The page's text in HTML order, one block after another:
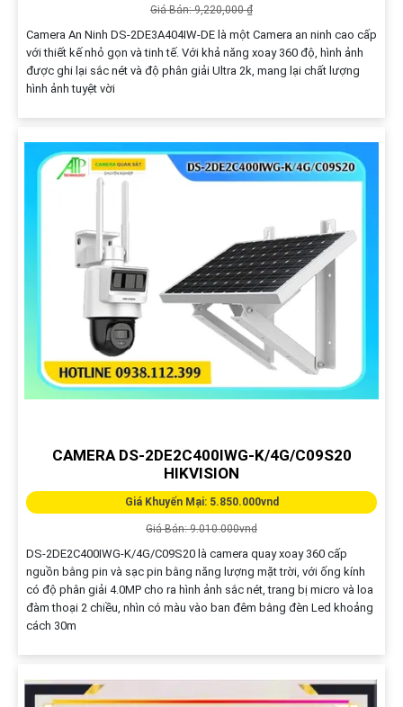
Giá Bán: 9,220,000 ₫
Camera An Ninh DS-2DE3A404IW-DE là một Camera an ninh cao cấp
với thiết kế nhỏ gọn và tinh tế. Với khả năng xoay 360 độ, hình ảnh
được ghi lại sắc nét và độ phân giải Ultra 2k, mang lại chất lượng
hình ảnh tuyệt vời
CAMERA DS-2DE2C400IWG-K/4G/C09S20
HIKVISION
Giá Khuyến Mại: 5.850.000vnd
Giá Bán: 9.010.000vnd
DS-2DE2C400IWG-K/4G/C09S20 là camera quay xoay 360 cấp
nguồn bằng pin và sạc pin bằng năng lượng mặt trời, với ống kính
có độ phân giải 4.0MP cho ra hình ảnh sắc nét, trang bị micro và loa
đàm thoại 2 chiều, nhìn có màu vào ban đêm bằng đèn Led khoảng
cách 30m